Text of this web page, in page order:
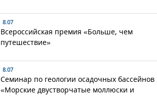
8.07
Всероссийская премия «Больше, чем
путешествие»
8.07
Семинар по геологии осадочных бассейнов
«Морские двустворчатые моллюски и